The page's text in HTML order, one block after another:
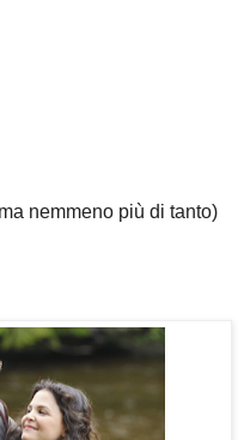
nemmeno più di tanto)